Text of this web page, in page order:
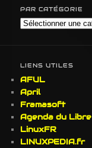
PAR CATÉGORIE
Par
LIENS UTILES
AFUL
April
Framasoft
Agenda du Libre
LinuxFR
LINUXPEDIA.fr